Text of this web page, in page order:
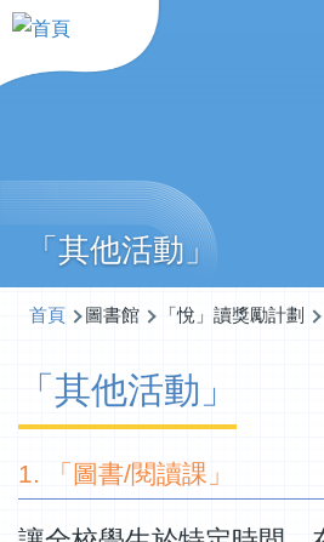
移至主內容
「其他活動」
導
連
首頁 圖書館 「悅」讀獎勵計劃
「其他活動」
1. 「圖書/閱讀課」